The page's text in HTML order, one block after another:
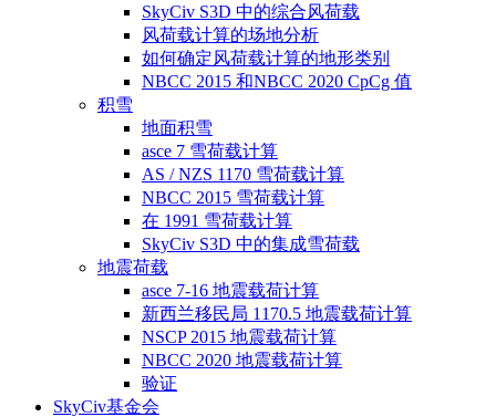
SkyCiv S3D 中的综合风荷载
风荷载计算的场地分析
如何确定风荷载计算的地形类别
NBCC 2015 和NBCC 2020 CpCg 值
积雪
地面积雪
asce 7 雪荷载计算
AS / NZS 1170 雪荷载计算
NBCC 2015 雪荷载计算
在 1991 雪荷载计算
SkyCiv S3D 中的集成雪荷载
地震荷载
asce 7-16 地震载荷计算
新西兰移民局 1170.5 地震载荷计算
NSCP 2015 地震载荷计算
NBCC 2020 地震载荷计算
验证
SkyCiv基金会